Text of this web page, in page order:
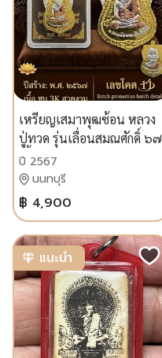
เหรียญเสมาพุฒซ้อน หลวง
ปู่ทวด รุ่นเลื่อนสมณศักดิ์ ๖๗
เนื้อ ชุบ 3K สวยงาม เลขโคต
11
ปี 2567
นนทบุรี
฿ 4,900
แนะนำ